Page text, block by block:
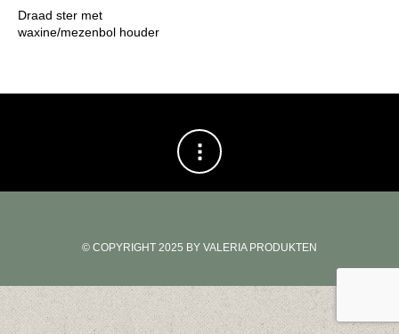
Draad ster met
waxine/mezenbol houder
© COPYRIGHT 2025 BY VALERIA PRODUKTEN